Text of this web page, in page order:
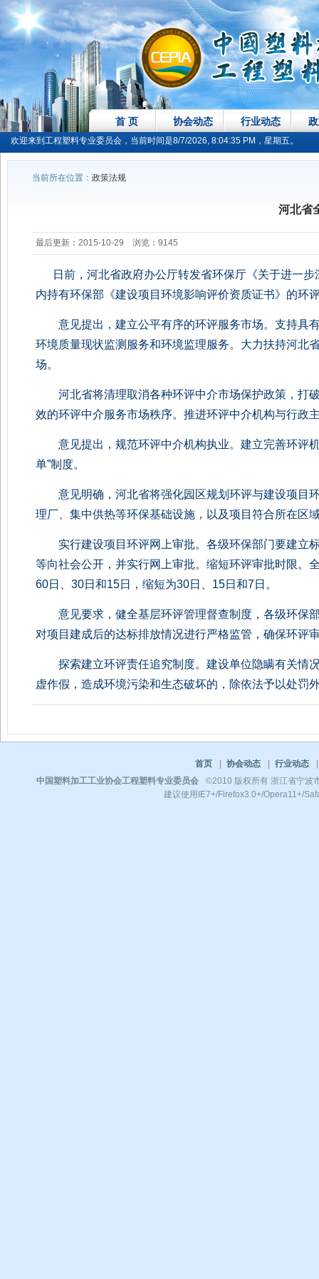
首 页 协会动态 行业动态
欢迎来到工程塑料专业委员会，当前时间是8/7/2026, 8:04:35 PM，星期五。
当前所在位置： 政策法规
河北省
最后更新：2015-10-29 浏览：9145
日前，河北省政府办公厅转发省环保厅《关于进一步
内持有环保部《建设项目环境影响评价资质证书》的环
意见提出，建立公平有序的环评服务市场。支持具
环境质量现状监测服务和环境监理服务。大力扶持河北
场。
河北省将清理取消各种环评中介市场保护政策，打
效的环评中介服务市场秩序。推进环评中介机构与行政
意见提出，规范环评中介机构执业。建立完善环评机
单”制度。
意见明确，河北省将强化园区规划环评与建设项目
理厂、集中供热等环保基础设施，以及项目符合所在区
实行建设项目环评网上审批。各级环保部门要建立
等向社会公开，并实行网上审批。缩短环评审批时限。
60日、30日和15日，缩短为30日、15日和7日。
意见要求，健全基层环评管理督查制度，各级环保部
对项目建成后的达标排放情况进行严格监管，确保环评
探索建立环评责任追究制度。建设单位隐瞒有关情
虚作假，造成环境污染和生态破坏的，除依法予以处罚
首页 协会动态 行业动态
中国塑料加工工业协会工程塑料专业委员会
©2010 版权所有 浙江省宁波
建议使用IE7+/Firefox3.0+/Opera11+/